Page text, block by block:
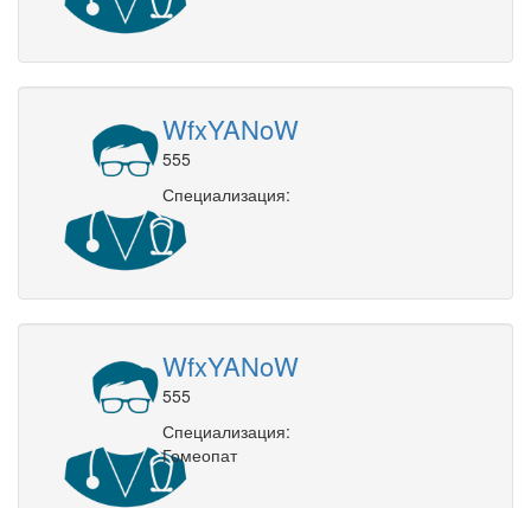
WfxYANoW
555
Специализация:
WfxYANoW
555
Специализация:
Гомеопат